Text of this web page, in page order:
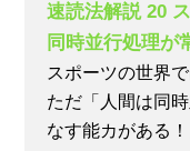
速読法解説 20
同時並行処理が
スポーツの世界
ただ「人間は同
なす能カがある